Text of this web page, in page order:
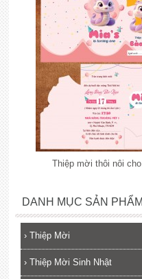
Thiệp mời thôi nôi
DANH MỤC SẢN PHẨM
› Thiệp Mời
› Thiệp Mời Sinh Nhật